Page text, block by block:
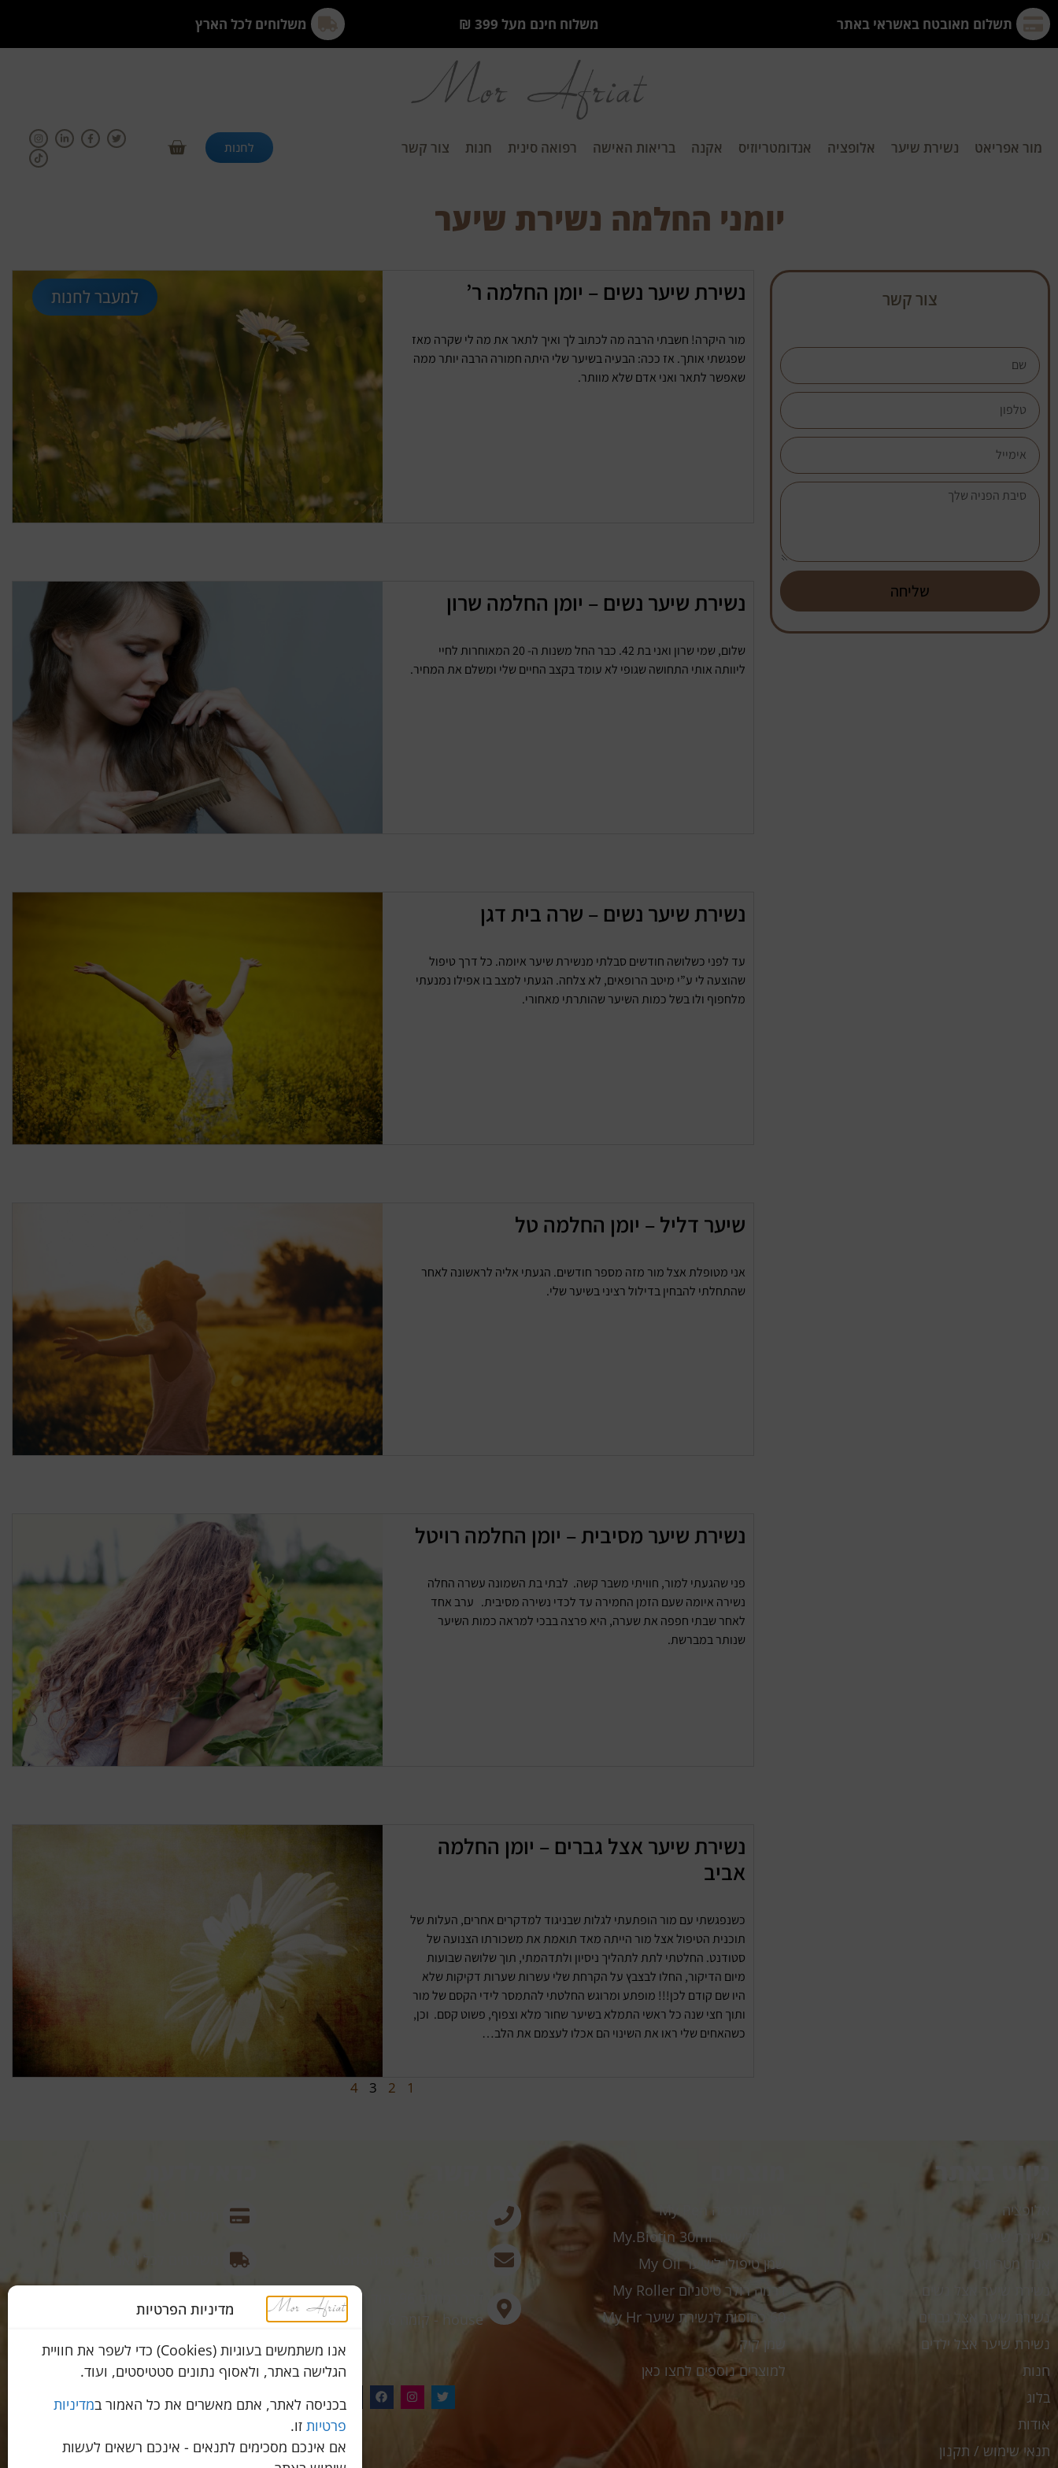
מדיניות הפרטיות
אנו משתמשים בעוגיות (Cookies) כדי לשפר את חוויית
הגלישה באתר, ולאסוף נתונים סטטיסטים, ועוד.
בכניסה לאתר, אתם מאשרים את כל האמור במדיניות
פרטיות זו.
אם אינכם מסכימים לתנאים - אינכם רשאים לעשות
תשלום מאובטח באשראי באתר משלוח חינם מעל 399 ₪ משלוחים לכל הארץ
מור אפריאט נשירת שיער אלופציה אנדומטריוזיס אקנה בריאות האישה רפואה סינית חנות צור קשר לחנות
יומני החלמה נשירת שיער
צור קשר
שליחה
נשירת שיער נשים – יומן החלמה ר’
מור היקרה! חשבתי הרבה מה לכתוב לך ואיך לתאר את מה לי שקרה מאז
שפגשתי אותך. אז ככה: הבעיה בשיער שלי היתה חמורה הרבה יותר ממה
שאפשר לתאר ואני אדם שלא מוותר.
נשירת שיער נשים – יומן החלמה שרון
שלום, שמי שרון ואני בת 42. כבר החל משנות ה- 20 המאוחרות לחיי
ליוותה אותי התחושה שגופי לא עומד בקצב החיים שלי ומשלם את המחיר.
נשירת שיער נשים – שרה בית דגן
עד לפני כשלושה חודשים סבלתי מנשירת שיער איומה. כל דרך טיפול
שהוצעה לי ע”י מיטב הרופאים, לא צלחה. הגעתי למצב בו אפילו נמנעתי
מלחפוף ולו בשל כמות השיער שהותרתי מאחורי.
שיער דליל – יומן החלמה טל
אני מטופלת אצל מור מזה מספר חודשים. הגעתי אליה לראשונה לאחר
שהתחלתי להבחין בדילול רציני בשיער שלי.
נשירת שיער מסיבית – יומן החלמה רויטל
פני שהגעתי למור, חוויתי משבר קשה. לבתי בת השמונה עשרה החלה
נשירה איומה שעם הזמן החמירה עד לכדי נשירה מסיבית. ערב אחד
לאחר שבתי חפפה את שערה, היא פרצה בבכי למראה כמות השיער
שנותר במברשת.
נשירת שיער אצל גברים – יומן החלמה
אביב
כשנפגשתי עם מור הופתעתי לגלות שבניגוד למדקרים אחרים, העלות של
תוכנית הטיפול אצל מור הייתה מאד תואמת את משכורתו הצנועה של
סטודנט. החלטתי לתת לתהליך ניסיון ולתדהמתי, תוך שלושה שבועות
מיום הדיקור, החלו לבצבץ על הקרחת שלי עשרות שערות דקיקות שלא
היו שם קודם לכן!!! מופתע ומרוגש החלטתי להתמסר לידי הקסם של מור
ותוך חצי שנה כל ראשי התמלא בשיער שחור מלא וצפוף, פשוט קסם. וכן,
כשהאחים שלי ראו את השינוי הם אכלו לעצמם את הלב…
1
2
3
4
ניווט באתר
אלופציה
נשירת שיער
אנדו מטריוזיס
נשירת שיער אצל נשים
נשירת שיער אצל גברים
נשירת שיער אצל ילדים
חנות
בלוג
אודות
תנאי שימוש / תקנון
עט מזותרפיה My Pen
ביוטין לשיער My.Biotin 30ml
שמן טיפולי לשיער My Oil
דרמה רולר טיטניום My Roller
60 כמוסות לנשירת שיער My Hr
שמן קיק
למוצרים נוספים לחצו כאן
Morforhair@gmail.com
דרך רמתיים 96, הוד השרון Omer
house - קומה 6
תשלום מאובטח באשראי באתר
משלוחים לכל הארץ
שירות מהיר ב-WhatsApp
למעבר לחנות
Prosites.co.il